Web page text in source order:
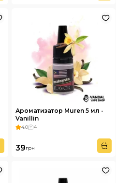
Ароматизатор Muren 5 мл -
Vanillin
4.0 4
39грн